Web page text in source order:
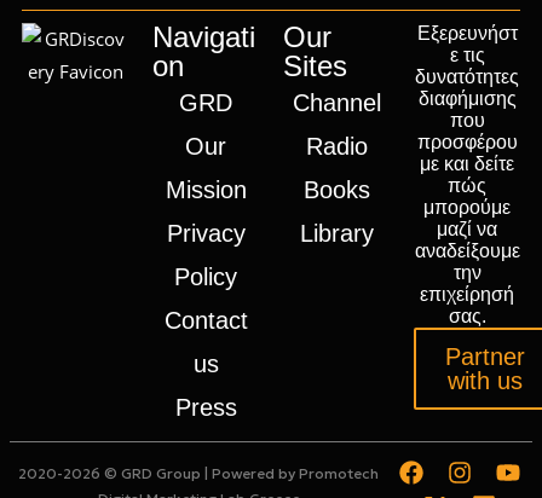
Navigati
on
GRD
Our
Mission
Privacy
Policy
Contact
us
Press
Our
Sites
Channel
Radio
Books
Library
Εξερευνήστ
ε τις
δυνατότητες
διαφήμισης
που
προσφέρου
με και δείτε
πώς
μπορούμε
μαζί να
αναδείξουμε
την
επιχείρησή
σας.
Partner
with us
2020-2026 © GRD Group | Powered by Promotech